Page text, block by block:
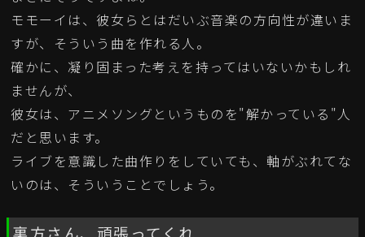
モモーイは、彼女らとはだいぶ音楽の方向性が違いま
すが、そういう曲を作れる人。
確かに、凝り固まった考えを持ってはいないかもしれ
ませんが、
彼女は、アニメソングというものを"解かっている"人
だと思います。
ライブを意識した曲作りをしていても、軸がぶれてな
いのは、そういうことでしょう。